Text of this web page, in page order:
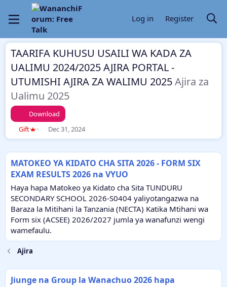
Log in Register
TAARIFA KUHUSU USAILI WA KADA ZA
UALIMU 2024/2025 AJIRA PORTAL -
UTUMISHI AJIRA ZA WALIMU 2025Ajira za
Ualimu 2025
Download
T
h
a
d
t
a
r
t
e
Gift
S
t
t
d
a
t
e
Dec 31, 2024
MATOKEO YA KIDATO CHA SITA 2026 - FORM SIX
EXAM RESULTS 2026 na VYUO
Haya hapa Matokeo ya Kidato cha Sita TUNDURU
SECONDARY SCHOOL 2026-S0404 yaliyotangazwa na
Baraza la Mitihani la Tanzania (NECTA) Katika Mtihani wa
Form six (ACSEE) 2026/2027 jumla ya wanafunzi wengi
wamefaulu.
Ajira
Jiunge na Group la Wanachuo 2026 hapa